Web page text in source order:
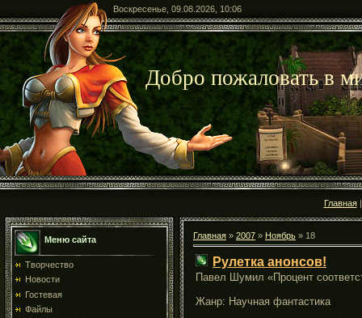
Воскресенье, 09.08.2026, 10:06
Добро пожаловать в
Главная
Меню сайта
Творчество
Новости
Гостевая
Файлы
Главная » 2007 » Ноябрь » 18
Рулетка анонсов!
Павел Шумил «Процент
Жанр: Научная фантастика